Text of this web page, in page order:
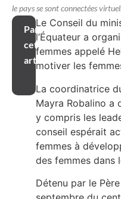
le pays se sont connectées
Partager
cet
article
Le Conseil du
l’Équateur a
femmes appelé
motiver les
La coordinatrice
Mayra Robalino a
y compris les
conseil espérait
femmes à
des femmes dans
Détenu par le